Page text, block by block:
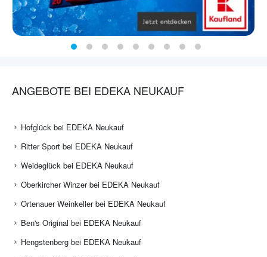
ANGEBOTE BEI EDEKA NEUKAUF
Hofglück bei EDEKA Neukauf
Ritter Sport bei EDEKA Neukauf
Weideglück bei EDEKA Neukauf
Oberkircher Winzer bei EDEKA Neukauf
Ortenauer Weinkeller bei EDEKA Neukauf
Ben's Original bei EDEKA Neukauf
Hengstenberg bei EDEKA Neukauf